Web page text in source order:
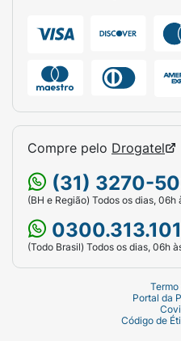
Compre pelo Drogatel
(31) 3270-
(BH e Região) Todos os dias, 06h
(Todo Brasil) Todos os dias, 06h
Termo
Portal da
Código de